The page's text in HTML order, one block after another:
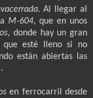
. Al llegar al
M-604, que en unos
, donde hay un gran
que esté lleno si no
están abiertas las
en ferrocarril desde